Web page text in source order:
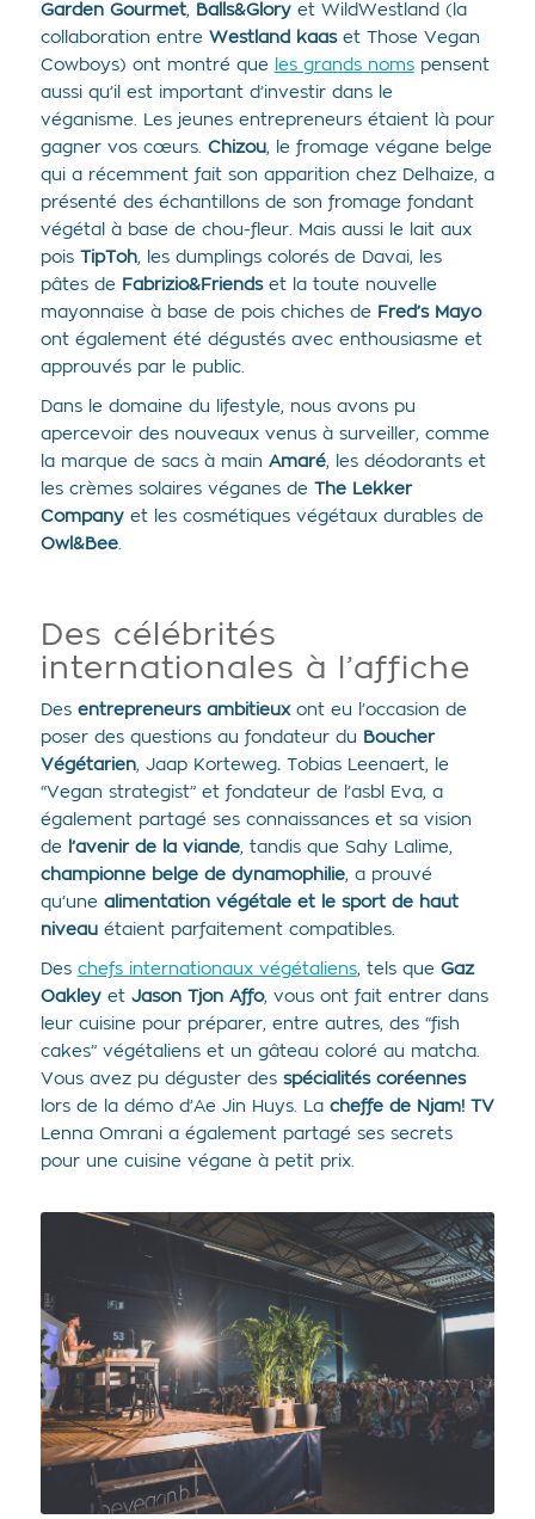
Garden Gourmet, Balls&Gloryet WildWestland (la
collaboration entre Westland kaaset Those Vegan
Cowboys) ont montré que
les grands nomspensent
aussi qu’il est important d’investir dans le
véganisme. Les jeunes entrepreneurs étaient là pour
gagner vos cœurs. Chizou, le fromage végane belge
qui a récemment fait son apparition chez Delhaize, a
présenté des échantillons de son fromage fondant
végétal à base de chou-fleur. Mais aussi le lait aux
pois TipToh, les dumplings colorés de Davai, les
pâtes de
Fabrizio&Friendset la toute nouvelle
mayonnaise à base de pois chiches de
Fred’s Mayo
ont également été dégustés avec enthousiasme et
approuvés par le public.
Dans le domaine du lifestyle, nous avons pu
apercevoir des nouveaux venus à surveiller, comme
la marque de sacs à main Amaré, les déodorants et
les crèmes solaires véganes de The Lekker
Companyet les cosmétiques végétaux durables de
Owl&Bee.
Des célébrités
internationales à l’affiche
Des entrepreneurs ambitieux ont eu l’occasion de
poser des questions au fondateur du
Boucher
Végétarien, Jaap Korteweg. Tobias Leenaert, le
“Vegan strategist” et fondateur de l’asbl Eva, a
également partagé ses connaissances et sa vision
de
l’avenir de la viande, tandis que Sahy Lalime,
championne belge de dynamophilie, a prouvé
qu’une alimentation végétale et le sport de haut
niveauétaient parfaitement compatibles.
Des chefs internationaux végétaliens, tels que Gaz
Oakleyet Jason Tjon Affo, vous ont fait entrer dans
leur cuisine pour préparer, entre autres, des “fish
cakes” végétaliens et un gâteau coloré au matcha.
Vous avez pu déguster desspécialités coréennes
lors de la démo d’Ae Jin Huys. La cheffe de Njam! TV
Lenna Omrani a également partagé ses secrets
pour une cuisine végane à petit prix.